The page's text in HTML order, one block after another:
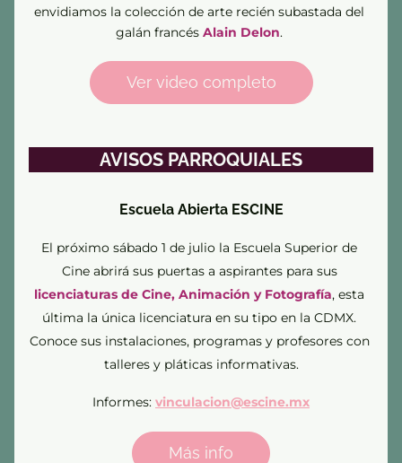
envidiamos la colección de arte recién subastada del
galán francés Alain Delon.
Ver video completo
AVISOS PARROQUIALES
Escuela Abierta ESCINE
El próximo sábado 1 de julio la Escuela Superior de
Cine abrirá sus puertas a aspirantes para sus
licenciaturas de Cine, Animación y Fotografía, esta
última la única licenciatura en su tipo en la CDMX.
Conoce sus instalaciones, programas y profesores con
talleres y pláticas informativas.
Informes: vinculacion@escine.mx
Más info